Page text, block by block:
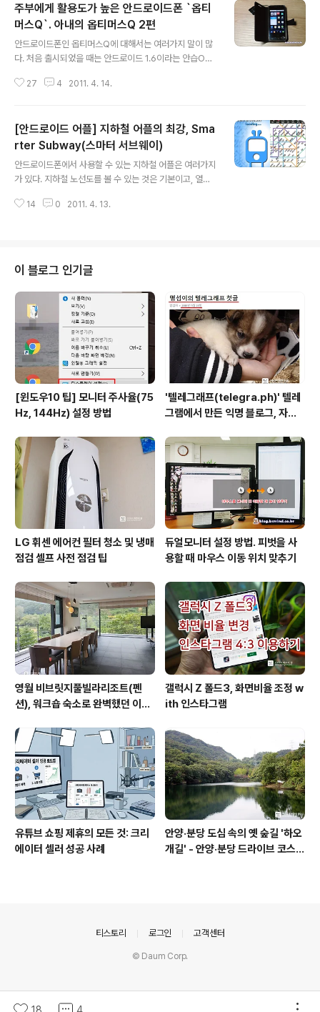
주부에게 활용도가 높은 안드로이드폰 `옵티
머스Q`. 아내의 옵티머스Q 2편
안드로이드폰인 옵티머스Q에 대해서는 여러가지 말이 많
다. 처음 출시되었을 때는 안드로이드 1.6이라는 안습OS
1, 2.2로 업그레이드 되면서 안정을 되찾았다. 그 후로는
다. 약 1주일 전부터 아내가 '옵티머스Q'를 사용하고 있다.
내가 사용하던 것을 건네줄 때 만 해도 컴맹 수준인 아내가
이 폰으로 무엇을 할 수 있을까 의심했지만 결과는 달랐다.
신기한 게임기인양 재미있게 사용하고 있다. 특히 아이를
키우는 주부의 입장에서 옵티머스Q는 훌륭한 기기가 된다.
아내가 스마트폰을 사용한지 3일만의 엄청난 변화. 아내의
27 4 2011. 4. 14.
[안드로이드 어플] 지하철 어플의 최강, Sma
rter Subway(스마터 서브웨이)
안드로이드폰에서 사용할 수 있는 지하철 어플은 여러가지
가 있다. 지하철 노선도를 볼 수 있는 것은 기본이고, 열차
등 다양한 기능을 제공한다. 그 중 이런 대부분의 기능을 모
보다 우수하다. 지하철 어플로 가장 많이 하는 것은 현재 가
까운 역에서 목적지 역까지 갈 때의 시간과 환승역이 어디
인지를 알아보는 것일 것이다. '스마터 서브웨이'의 가장 큰
장점이라고 생각하는 것이 이 부분이다. '스마터 서브웨
이'는 각 역의 열차 도착시간을 계산하여 실제 얼마 걸리는
지를 확인해 주므..
14 0 2011. 4. 13.
이 블로그 인기글
[윈도우10 팁] 모니터 주사율(75
Hz, 144Hz) 설정 방법
'텔레그래프(telegra.ph)' 텔레
그램에서 만든 익명 블로그, 자유
LG 휘센 에어컨 필터 청소 및 냉매
점검 셀프 사전 점검 팁
듀얼모니터 설정 방법. 피벗을 사
용할 때 마우스 이동 위치 맞추기
영월 비브릿지풀빌라리조트(펜
션), 워크숍 숙소로 완벽했던 이유
갤럭시 Z 폴드3, 화면비율 조정 w
ith 인스타그램
유튜브 쇼핑 제휴의 모든 것: 크리
에이터 셀러 성공 사례
안양·분당 도심 속의 옛 숲길 '하오
개길' - 안양·분당 드라이브 코스
티스토리 로그인 고객센터
© Daum Corp.